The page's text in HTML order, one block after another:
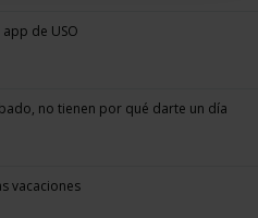
de USO
no tienen por qué darte un día
vacaciones